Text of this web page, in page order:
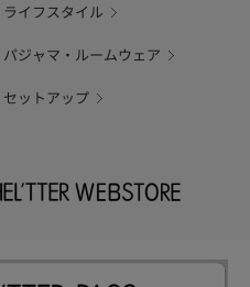
ライフスタイル
パジャマ・ルームウェア
セットアップ